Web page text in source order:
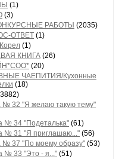
(1)
(3)
РАБОТЫ (2035)
ОТВЕТ (1)
(1)
КНИГА (26)
(20)
ЧАЕПИТИЯ/Кухонные
(18)
№ 32 "Я желаю такую тему"
№ 34 "Подеталька" (61)
№ 31 "Я приглашаю..." (56)
№ 37 "По моему образу" (53)
№ 33 "Это - я..." (51)